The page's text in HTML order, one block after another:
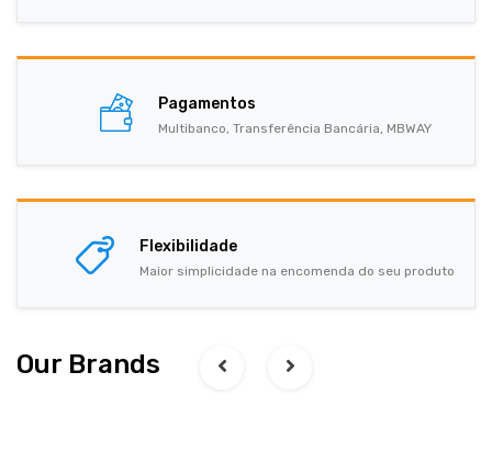
Pagamentos
Multibanco, Transferência Bancária, MBWAY
Flexibilidade
Maior simplicidade na encomenda do seu produto
Our Brands